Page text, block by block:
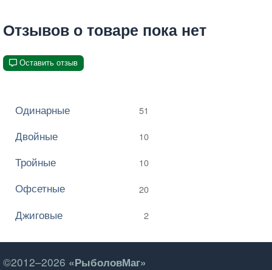
Отзывов о товаре пока нет
Оставить отзыв
Одинарные 51
Двойные 10
Тройные 10
Офсетные 20
Джиговые 2
©2012–2026 «РыболовМаг»